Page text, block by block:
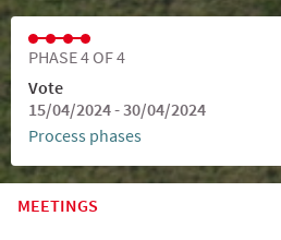
PHASE 4 OF 4
Vote
15/04/2024 - 30/04/2024
Process phases
MEETINGS